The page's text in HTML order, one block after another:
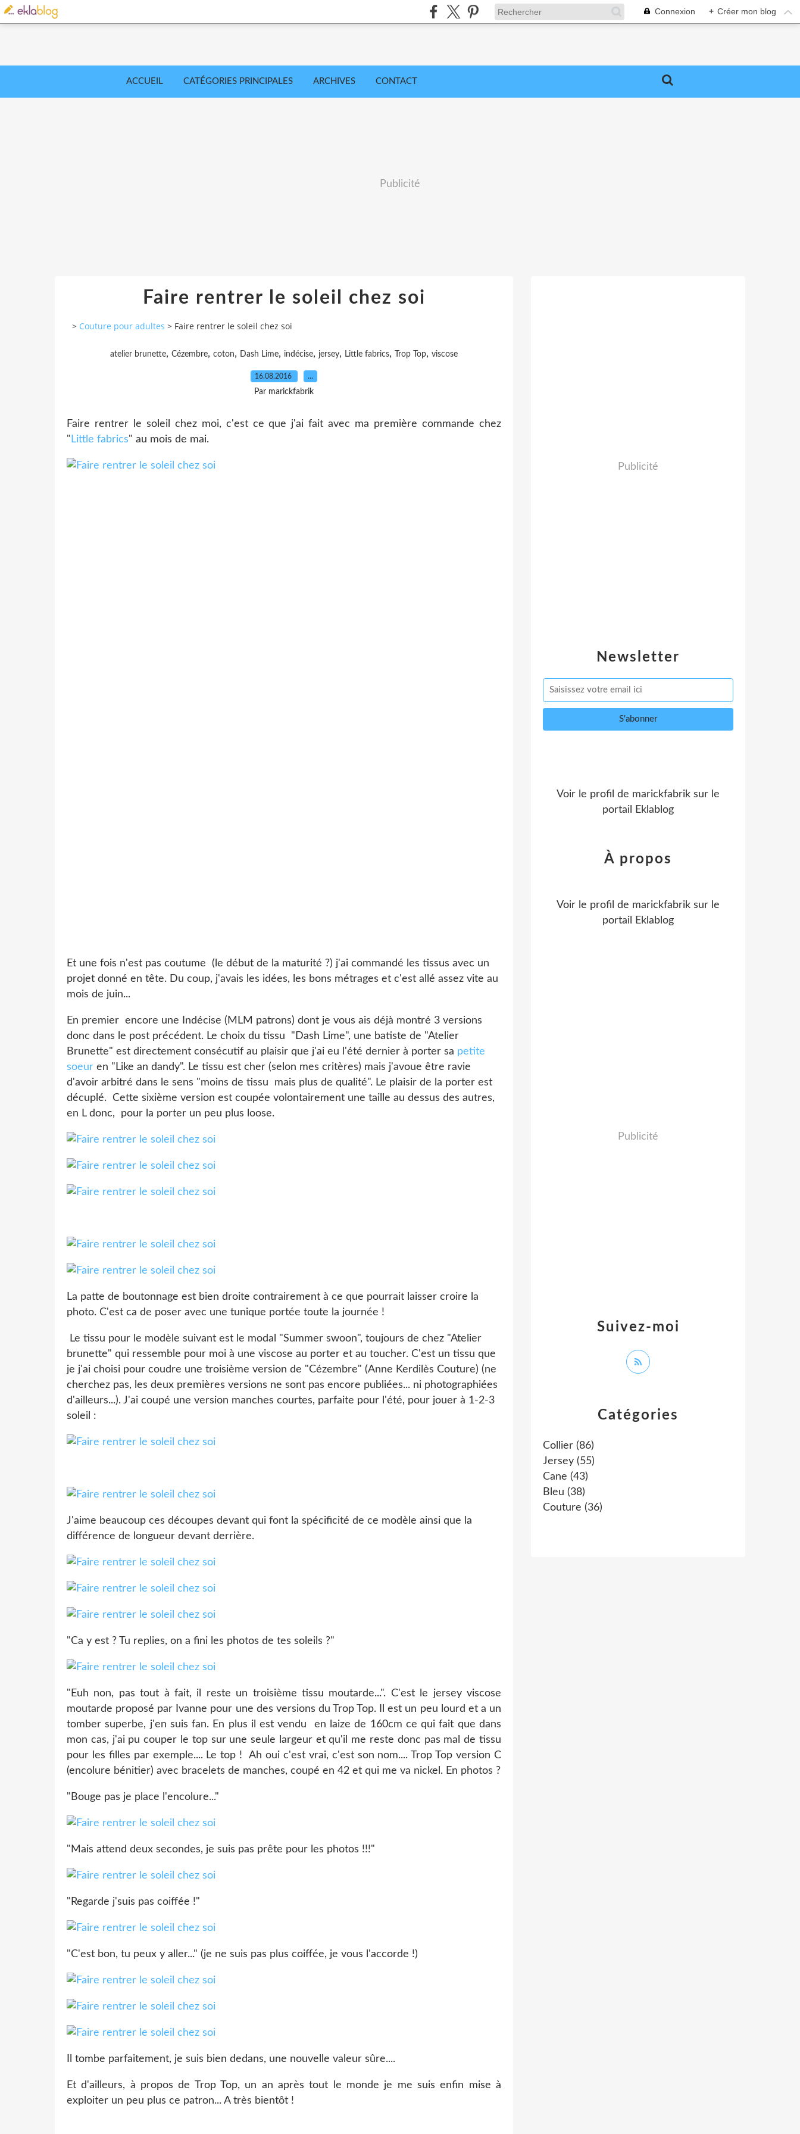
Connexion + Créer mon blog
ACCUEIL CATÉGORIES PRINCIPALES ARCHIVES CONTACT
Publicité
Faire rentrer le soleil chez soi
> Couture pour adultes > Faire rentrer le soleil chez soi
atelier brunette, Cézembre, coton, Dash Lime, indécise, jersey, Little fabrics, Trop Top, viscose
16.08.2016 …
Par marickfabrik
Faire rentrer le soleil chez moi, c'est ce que j'ai fait avec ma première commande chez
" Little fabrics" au mois de mai.
Et une fois n'est pas coutume (le début de la maturité ?) j'ai commandé les tissus avec un
projet donné en tête. Du coup, j'avais les idées, les bons métrages et c'est allé assez vite au
mois de juin...
En premier encore une Indécise (MLM patrons) dont je vous ais déjà montré 3 versions
donc dans le post précédent. Le choix du tissu "Dash Lime", une batiste de "Atelier
Brunette" est directement consécutif au plaisir que j'ai eu l'été dernier à porter sa petite
soeur en "Like an dandy". Le tissu est cher (selon mes critères) mais j'avoue être ravie
d'avoir arbitré dans le sens "moins de tissu mais plus de qualité". Le plaisir de la porter est
décuplé. Cette sixième version est coupée volontairement une taille au dessus des autres,
en L donc, pour la porter un peu plus loose.
La patte de boutonnage est bien droite contrairement à ce que pourrait laisser croire la
photo. C'est ca de poser avec une tunique portée toute la journée !
Le tissu pour le modèle suivant est le modal "Summer swoon", toujours de chez "Atelier
brunette" qui ressemble pour moi à une viscose au porter et au toucher. C'est un tissu que
je j'ai choisi pour coudre une troisième version de "Cézembre" (Anne Kerdilès Couture) (ne
cherchez pas, les deux premières versions ne sont pas encore publiées... ni photographiées
d'ailleurs...). J'ai coupé une version manches courtes, parfaite pour l'été, pour jouer à 1-2-3
soleil :
J'aime beaucoup ces découpes devant qui font la spécificité de ce modèle ainsi que la
différence de longueur devant derrière.
"Ca y est ? Tu replies, on a fini les photos de tes soleils ?"
"Euh non, pas tout à fait, il reste un troisième tissu moutarde...". C'est le jersey viscose
moutarde proposé par Ivanne pour une des versions du Trop Top. Il est un peu lourd et a un
tomber superbe, j'en suis fan. En plus il est vendu en laize de 160cm ce qui fait que dans
mon cas, j'ai pu couper le top sur une seule largeur et qu'il me reste donc pas mal de tissu
pour les filles par exemple.... Le top ! Ah oui c'est vrai, c'est son nom.... Trop Top version C
(encolure bénitier) avec bracelets de manches, coupé en 42 et qui me va nickel. En photos ?
"Bouge pas je place l'encolure..."
"Mais attend deux secondes, je suis pas prête pour les photos !!!"
"Regarde j'suis pas coiffée !"
"C'est bon, tu peux y aller..." (je ne suis pas plus coiffée, je vous l'accorde !)
Il tombe parfaitement, je suis bien dedans, une nouvelle valeur sûre....
Et d'ailleurs, à propos de Trop Top, un an après tout le monde je me suis enfin mise à
exploiter un peu plus ce patron... A très bientôt !
Newsletter
Publicité
Catégories
Collier (86)
Jersey (55)
Cane (43)
Bleu (38)
Couture (36)
Voir le profil de marickfabrik sur le
portail Eklablog
Suivez-moi
À propos
Voir le profil de marickfabrik sur le
portail Eklablog
Publicité